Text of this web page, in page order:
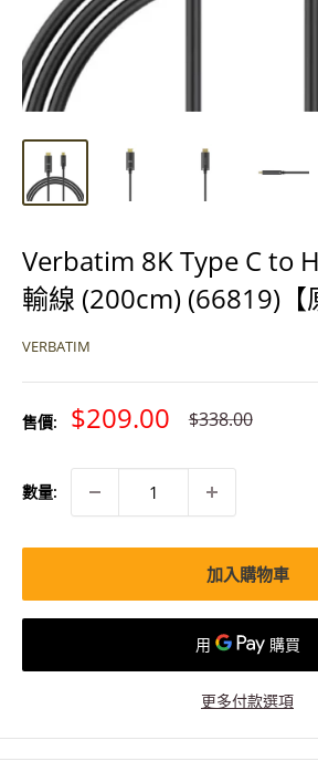
Verbatim 8K Type C to
輸線 (200cm) (66819)【
VERBATIM
售價: 特
$209.00 原
價
$338.00
數量:
加入購物車
更多付款選項